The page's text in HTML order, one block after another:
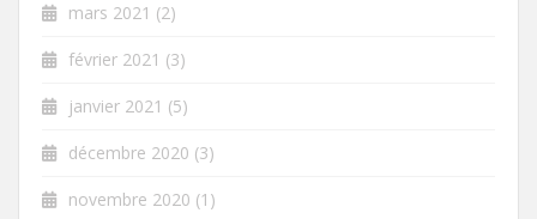
mars 2021 (2)
février 2021 (3)
janvier 2021 (5)
décembre 2020 (3)
novembre 2020 (1)